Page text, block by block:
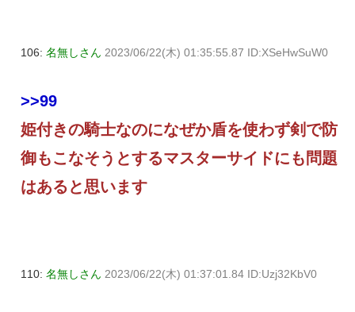
106: 名無しさん 2023/06/22(木) 01:35:55.87 ID:XSeHwSuW0
>>99
姫付きの騎士なのになぜか盾を使わず剣で防
御もこなそうとするマスターサイドにも問題
はあると思います
110: 名無しさん 2023/06/22(木) 01:37:01.84 ID:Uzj32KbV0